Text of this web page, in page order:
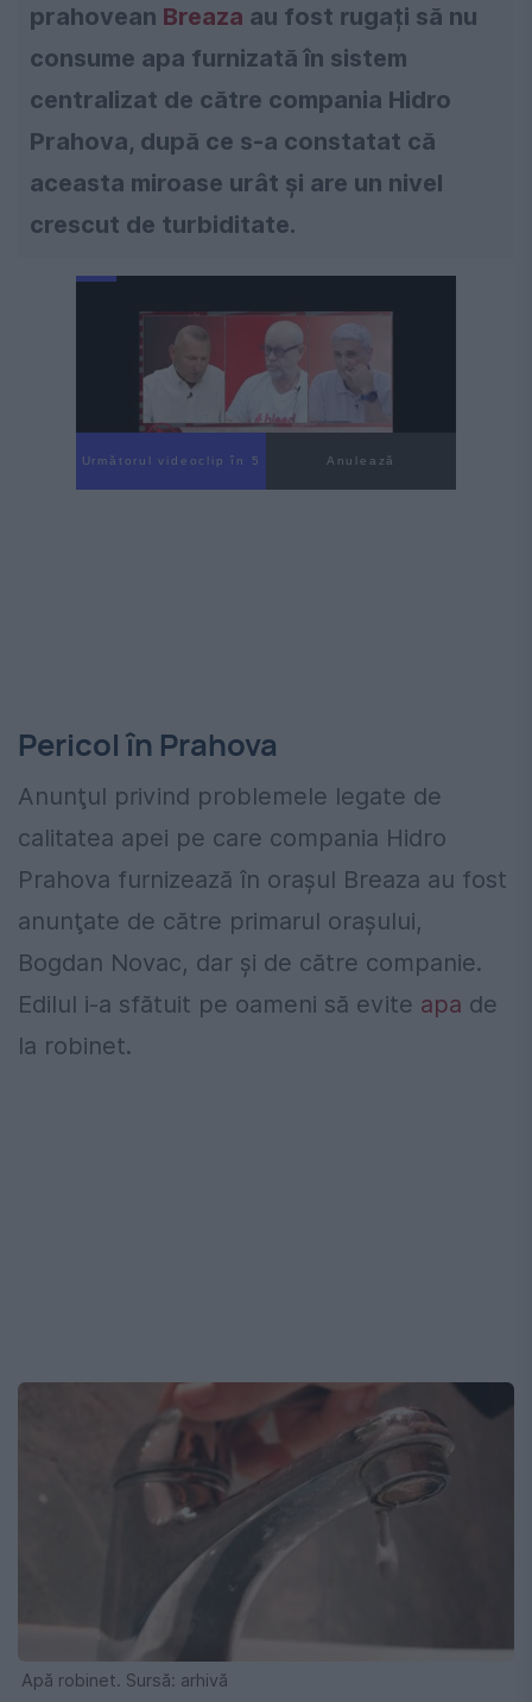
prahovean Breaza au fost rugați să nu
consume apa furnizată în sistem
centralizat de către compania Hidro
Prahova, după ce s-a constatat că
aceasta miroase urât şi are un nivel
crescut de turbiditate.
Următorul videoclip în 4 Anulează
Pericol în Prahova
Anunţul privind problemele legate de
calitatea apei pe care compania Hidro
Prahova furnizează în oraşul Breaza au fost
anunţate de către primarul oraşului,
Bogdan Novac, dar şi de către companie.
Edilul i-a sfătuit pe oameni să evite apa de
la robinet.
Apă robinet. Sursă: arhivă